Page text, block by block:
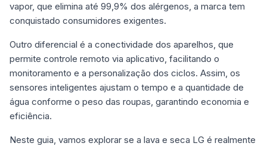
vapor, que elimina até 99,9% dos alérgenos, a marca tem
conquistado consumidores exigentes.
Outro diferencial é a conectividade dos aparelhos, que
permite controle remoto via aplicativo, facilitando o
monitoramento e a personalização dos ciclos. Assim, os
sensores inteligentes ajustam o tempo e a quantidade de
água conforme o peso das roupas, garantindo economia e
eficiência.
Neste guia, vamos explorar se a lava e seca LG é realmente